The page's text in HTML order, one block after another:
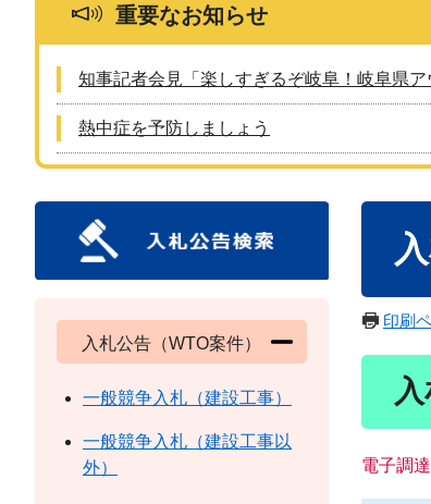
重要なお知らせ
知事記者会見「楽しすぎるぞ岐阜！岐阜県
熱中症を予防しましょう
印刷
電子調
入札公告（WTO案件）
一般競争入札（建設工事）
一般競争入札（建設工事以
外）